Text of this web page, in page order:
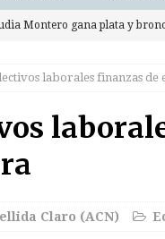
Montero gana plata y
nuevas normas para el
laborales finanzas
Claro (ACN)